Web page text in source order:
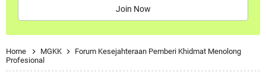
Join Now
Home MGKK
Forum Kesejahteraan Pemberi Khidmat Menolong
Profesional